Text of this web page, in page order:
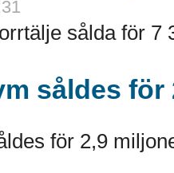
sålda för 7
såldes
för 2,9